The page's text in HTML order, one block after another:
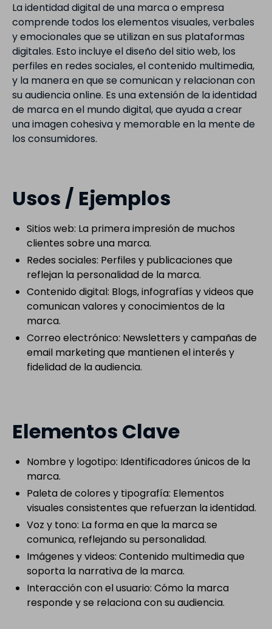
La identidad digital de una marca o empresa
comprende todos los elementos visuales, verbales
y emocionales que se utilizan en sus plataformas
digitales. Esto incluye el diseño del sitio web, los
perfiles en redes sociales, el contenido multimedia,
y la manera en que se comunican y relacionan con
su audiencia online. Es una extensión de la identidad
de marca en el mundo digital, que ayuda a crear
una imagen cohesiva y memorable en la mente de
los consumidores.
Usos / Ejemplos
Sitios web: La primera impresión de muchos
clientes sobre una marca.
Redes sociales: Perfiles y publicaciones que
reflejan la personalidad de la marca.
Contenido digital: Blogs, infografías y videos que
comunican valores y conocimientos de la
marca.
Correo electrónico: Newsletters y campañas de
email marketing que mantienen el interés y
fidelidad de la audiencia.
Elementos Clave
Nombre y logotipo: Identificadores únicos de la
marca.
Paleta de colores y tipografía: Elementos
visuales consistentes que refuerzan la identidad.
Voz y tono: La forma en que la marca se
comunica, reflejando su personalidad.
Imágenes y videos: Contenido multimedia que
soporta la narrativa de la marca.
Interacción con el usuario: Cómo la marca
responde y se relaciona con su audiencia.